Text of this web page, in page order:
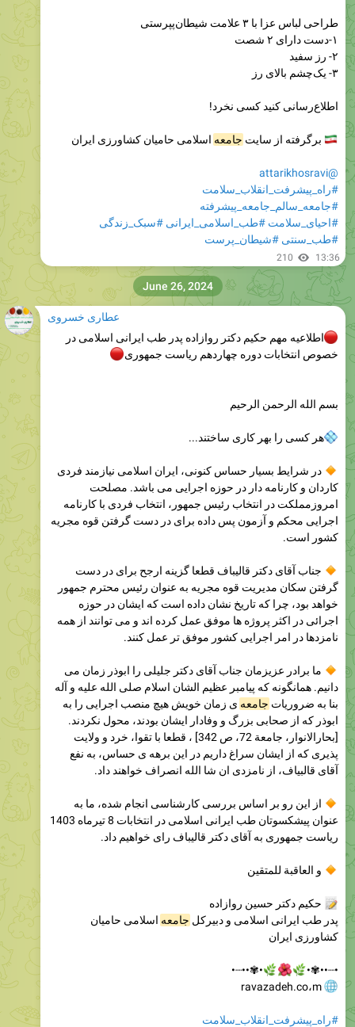
طراحی لباس عزا با ۳ علامت شیطان‌پپرستی
۱-دست دارای ۲ شصت
۲- رز سفید
۳- یک‌چشم بالای رز
اطلاع‌رسانی کنید کسی نخرد!
برگرفته از سایت جامعه اسلامی حامیان کشاورزی ایران
@attarikhosravi
#راه_پیشرفت_انقلاب_سلامت
#جامعه_سالم_جامعه_پیشرفته
#احیای_سلامت #طب_اسلامی_ایرانی #سبک_زندگی
#طب_سنتی #شیطان_پرست
210 13:36
عطاری خسروی
اطلاعیه مهم حکیم دکتر روازاده پدر طب ایرانی اسلامی در
خصوص انتخابات دوره چهاردهم ریاست جمهوری
🔴
بسم الله الرحمن الرحیم
هر کسی را بهر کاری ساختند...
در شرایط بسیار حساس کنونی، ایران اسلامی نیازمند فردی
کاردان و کارنامه دار در حوزه اجرایی می باشد. مصلحت
امروزمملکت در انتخاب رئیس جمهور، انتخاب فردی با کارنامه
اجرایی محکم و آزمون پس داده برای در دست گرفتن قوه مجریه
کشور است.
جناب آقای دکتر قالیباف قطعا گزینه ارجح برای در دست
گرفتن سکان مدیریت قوه مجریه به عنوان رئیس محترم جمهور
خواهد بود، چرا که تاریخ نشان داده است که ایشان در حوزه
اجرائی در اکثر پروژه ها موفق عمل کرده اند و می توانند از همه
نامزدها در امر اجرایی کشور موفق تر عمل کنند.
ما برادر عزیزمان جناب آقای دکتر جلیلی را ابوذر زمان می
دانیم. همانگونه که پیامبر عظیم الشان اسلام صلی الله علیه و آله
بنا به ضروریات جامعه ی زمان خویش هیچ منصب اجرایی را به
ابوذر که از صحابی بزرگ و وفادار ایشان بودند، محول نکردند.
[بحارالانوار، جامعة 72، ص 342] ، قطعا با تقوا، خرد و ولایت
پذیری که از ایشان سراغ داریم در این برهه ی حساس، به نفع
آقای قالبیاف، از نامزدی ان شا الله انصراف خواهند داد.
از این رو بر اساس بررسی کارشناسی انجام شده، ما به
عنوان پیشکسوتان طب ایرانی اسلامی در انتخابات 8 تیرماه 1403
ریاست جمهوری به آقای دکتر قالیباف رای خواهیم داد.
و العاقبة للمتقین
حکیم دکتر حسین روازاده
پدر طب ایرانی اسلامی و دبیرکل جامعه اسلامی حامیان
کشاورزی ایران
•┈••✾•
•✾••┈•
ravazadeh.co،m
#راه_پیشرفت_انقلاب_سلامت
June 26, 2024